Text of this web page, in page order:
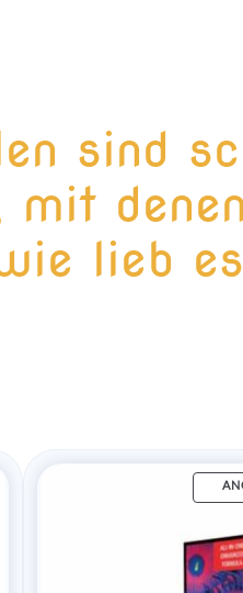
sind
mit
lieb